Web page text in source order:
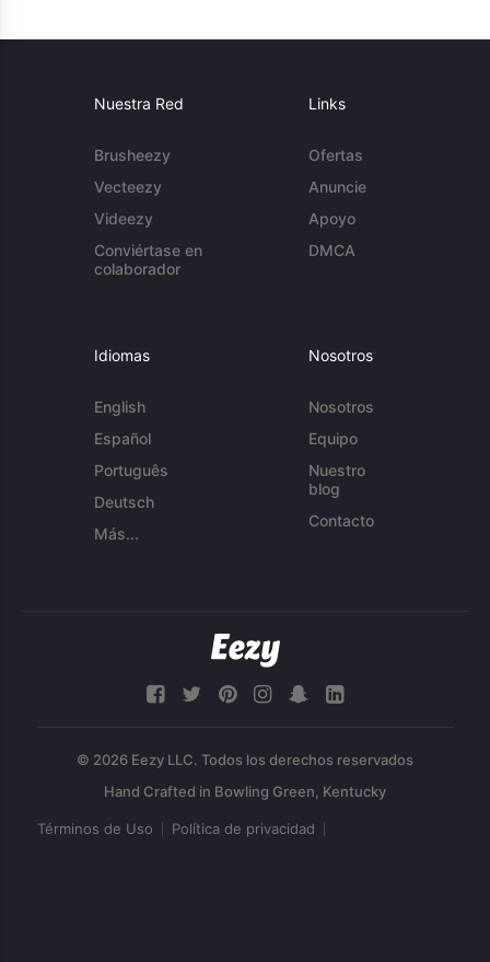
Nuestra Red
Brusheezy
Vecteezy
Videezy
Conviértase en
colaborador
Links
Ofertas
Anuncie
Apoyo
DMCA
Idiomas
English
Español
Português
Deutsch
Más...
Nosotros
Nosotros
Equipo
Nuestro
blog
Contacto
© 2026 Eezy LLC. Todos los derechos reservados
Términos de Uso Política de privacidad